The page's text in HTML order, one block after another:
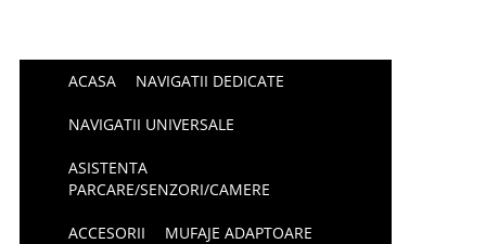
ACASA NAVIGATII DEDICATE
NAVIGATII UNIVERSALE
ASISTENTA
PARCARE/SENZORI/CAMERE
ACCESORII MUFAJE ADAPTOARE